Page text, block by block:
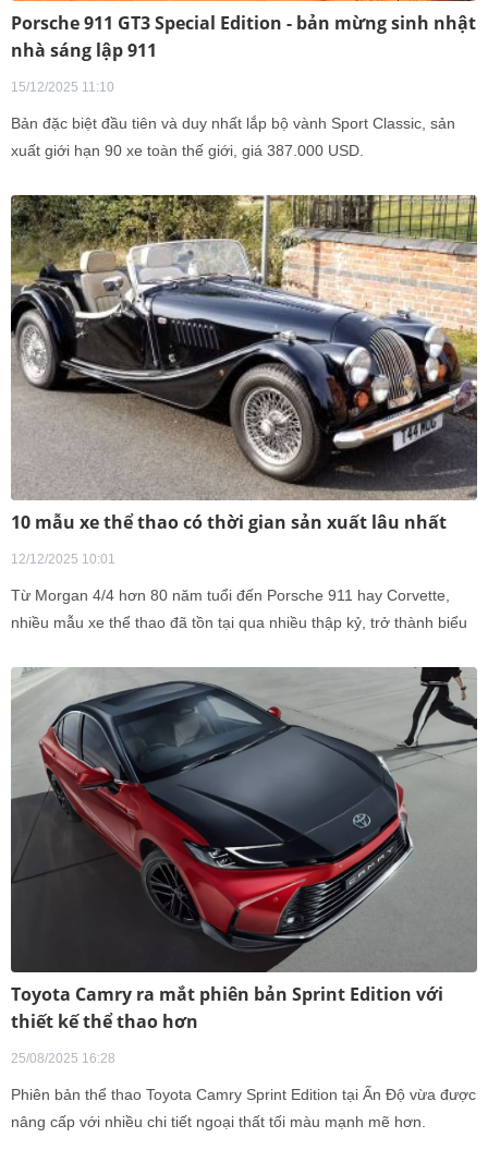
Porsche 911 GT3 Special Edition - bản mừng sinh nhật
nhà sáng lập 911
15/12/2025 11:10
Bản đặc biệt đầu tiên và duy nhất lắp bộ vành Sport Classic, sản
xuất giới hạn 90 xe toàn thế giới, giá 387.000 USD.
10 mẫu xe thể thao có thời gian sản xuất lâu nhất
12/12/2025 10:01
Từ Morgan 4/4 hơn 80 năm tuổi đến Porsche 911 hay Corvette,
nhiều mẫu xe thể thao đã tồn tại qua nhiều thập kỷ, trở thành biểu
Toyota Camry ra mắt phiên bản Sprint Edition với
thiết kế thể thao hơn
25/08/2025 16:28
Phiên bản thể thao Toyota Camry Sprint Edition tại Ấn Độ vừa được
nâng cấp với nhiều chi tiết ngoại thất tối màu mạnh mẽ hơn.